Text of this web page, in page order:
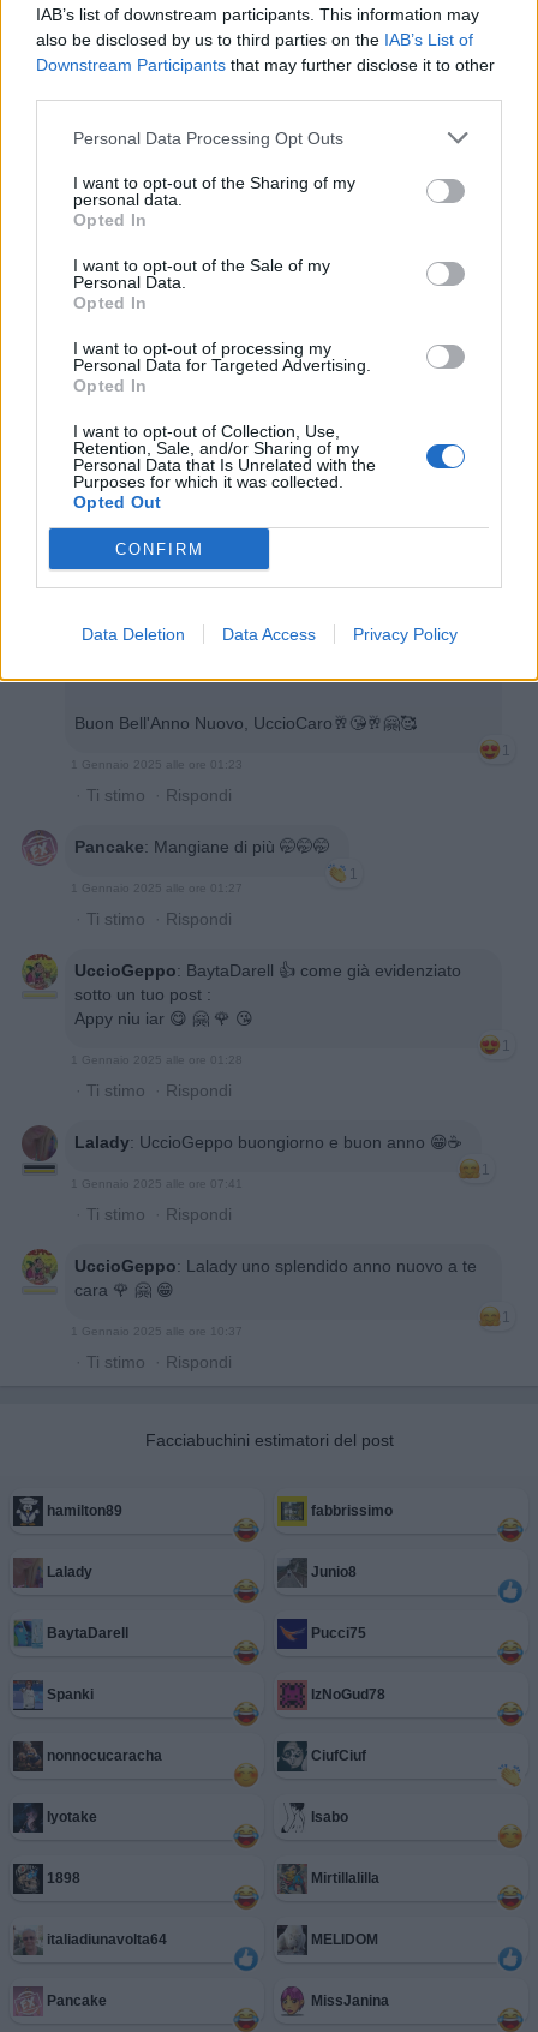
IAB’s list of downstream participants. This information may
also be disclosed by us to third parties on the IAB’s List of
Downstream Participants that may further disclose it to other
Personal Data Processing Opt Outs
I want to opt-out of the Sharing of my
personal data.
Opted In
I want to opt-out of the Sale of my
Personal Data.
Opted In
I want to opt-out of processing my
Personal Data for Targeted Advertising.
Opted In
I want to opt-out of Collection, Use,
Retention, Sale, and/or Sharing of my
Personal Data that Is Unrelated with the
Purposes for which it was collected.
Opted Out
CONFIRM
Data Deletion Data Access Privacy Policy
1
1 Gennaio 2025 alle ore 00:43
·Ti stimo
hamilton89:Auguri 🍺🍺
·Ti stimo·Rispondi
1 Gennaio 2025 alle ore 01:18
·Ti stimo·Rispondi
UccioGeppo:hamilton89 appy gnu iar 😋 🤗
1 Gennaio 2025 alle ore 01:19
🤭🤭
Buon Bell'Anno Nuovo, UccioCaro🥂😘🥂🤗🥰
1
1 Gennaio 2025 alle ore 01:23
· Ti stimo · Rispondi
Pancake: Mangiane di più 🤭🤭🤭
1
1 Gennaio 2025 alle ore 01:27
· Ti stimo · Rispondi
UccioGeppo: BaytaDarell 👍 come già evidenziato
sotto un tuo post :
Appy niu iar 😋 🤗 🌹 😘
1
1 Gennaio 2025 alle ore 01:28
· Ti stimo · Rispondi
Lalady: UccioGeppo buongiorno e buon anno 😁☕️
1
1 Gennaio 2025 alle ore 07:41
· Ti stimo · Rispondi
UccioGeppo: Lalady uno splendido anno nuovo a te
cara 🌹 🤗 😁
1
1 Gennaio 2025 alle ore 10:37
· Ti stimo · Rispondi
Facciabuchini estimatori del post
hamilton89 fabbrissimo
Lalady Junio8
BaytaDarell Pucci75
Spanki IzNoGud78
nonnocucaracha CiufCiuf
Iyotake Isabo
1898 Mirtillalilla
italiadiunavolta64 MELIDOM
Pancake MissJanina